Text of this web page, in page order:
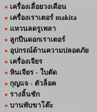
เครื่องเลื่อยวงเดือน
เครื่องเราเตอร์ makita
แหวนลดรูเพลา
ลูกปืนดอกเราเตอร์
อุปกรณ์ด้านความปลอดภัย
เครื่องเจียร
หินเจียร - ใบตัด
กุญแจ - ตัวล็อค
รางลิ้นชัก
บานพับขาโต๊ะ